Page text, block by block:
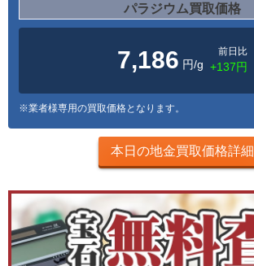
パラジウム買取価格
7,186 円/g
前日比
+137円
※業者様専用の買取価格となります。
本日の地金買取価格詳細